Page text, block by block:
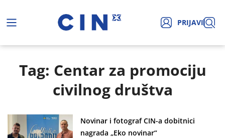
PRIJAVI
Tag: Centar za promociju
civilnog društva
Novinar i fotograf CIN-a dobitnici
nagrada „Eko novinar“